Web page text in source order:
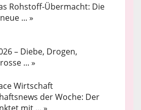
Rohstoff-Übermacht: Die
... »
– Diebe, Drogen,
... »
der Woche: Der